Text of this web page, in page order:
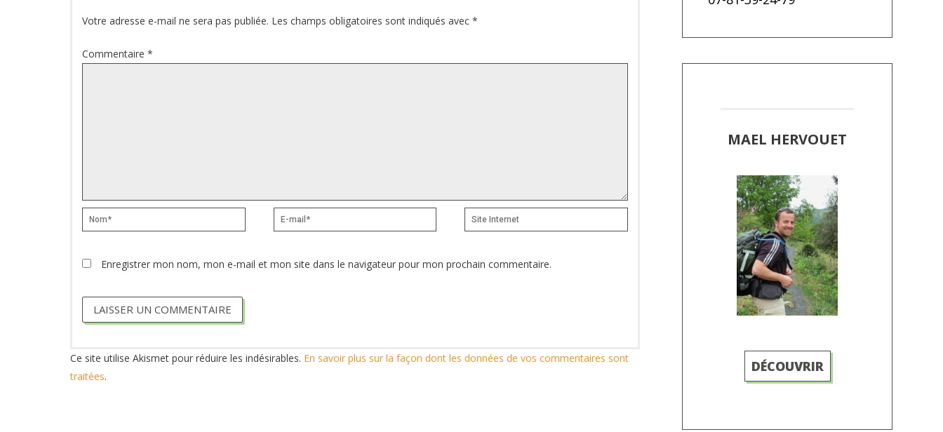
Votre adresse e-mail ne sera pas publiée. Les champs obligatoires sont indiqués avec *
Commentaire *
Nom*
E-
mail*
Site
Internet
Enregistrer mon nom, mon e-mail et mon site dans le navigateur pour mon prochain commentaire.
Ce site utilise Akismet pour réduire les indésirables. En savoir plus sur la façon dont les données de vos commentaires sont
traitées.
MAEL HERVOUET
DÉCOUVRIR